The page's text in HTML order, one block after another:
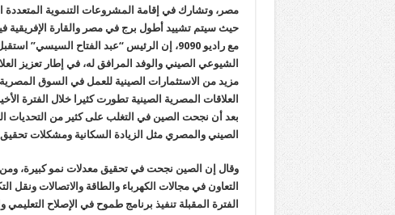
مصر، وتشارك في إقامة المشروعات التنموية المتعددة
حيث سيتم تشييد أطول برج في مصر والقارة الإفريقية
مع راديو 9090، إن الرئيس “عبد الفتاح
الشيوعي الصيني والوفد المرافق له، في إطار تعزيز
مزيد من الاستثمارات الصينية للعمل في السوق
العلاقات المصرية الصينية تطورت كثيرا خلال الفترة
بعد أن نجحت الصين في التغلب على كثير من التحديات
الصيني والمصري مثل الزيادة السكانية ومشكلات تحقيق
وقال إن الصين نجحت في تحقيق معدلات نمو كبيرة، ومن
التعاون في مجالات الكهرباء والطاقة والاتصالات
الفترة المقبلة تنفيذ برنامج طموح في الإصلاح